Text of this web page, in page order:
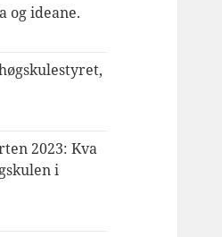
og ideane.
2023: Kva
i